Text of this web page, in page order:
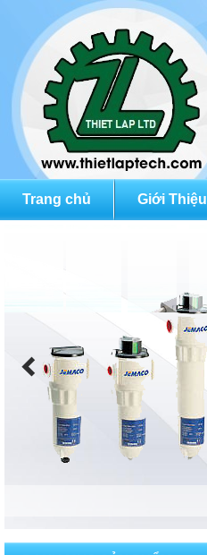
Trang chủ Giới Thiệu